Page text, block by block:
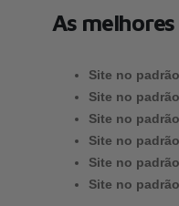
As
Site no
Site no
Site no
Site no
Site no
Site no